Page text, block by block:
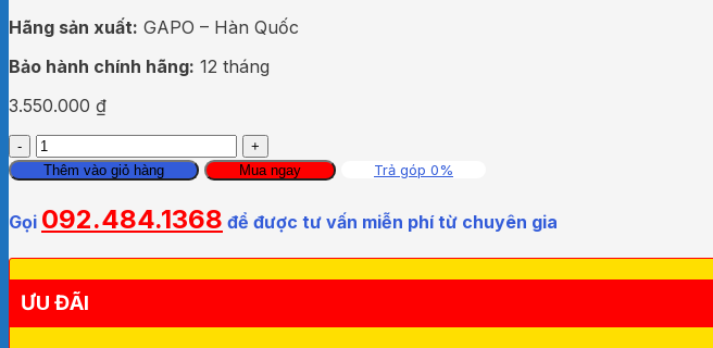
Hãng sản xuất: GAPO – Hàn Quốc
Bảo hành chính hãng: 12 tháng
3.550.000 ₫
Phụ
Kiện
Túi
Eo
Dùng
Massage
Nén
Thêm vào giỏ hàng Mua ngay Trả góp 0%
Gọi 092.484.1368 để được tư vấn miễn phí từ chuyên gia
ƯU ĐÃI